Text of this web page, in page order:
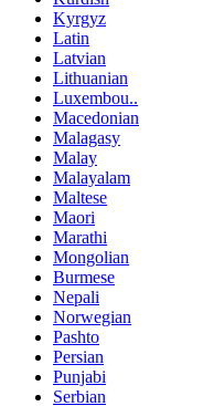
Kyrgyz
Latin
Latvian
Lithuanian
Luxembou..
Macedonian
Malagasy
Malay
Malayalam
Maltese
Maori
Marathi
Mongolian
Burmese
Nepali
Norwegian
Pashto
Persian
Punjabi
Serbian